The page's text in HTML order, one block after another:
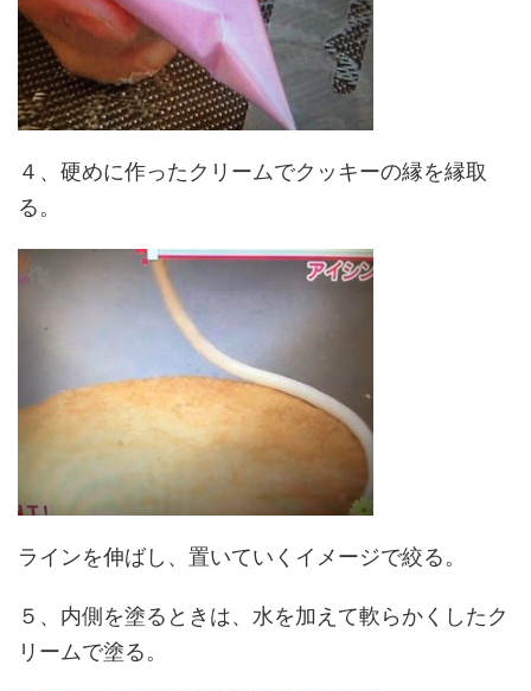
４、硬めに作ったクリームでクッキーの縁を縁取
る。
ラインを伸ばし、置いていくイメージで絞る。
５、内側を塗るときは、水を加えて軟らかくしたク
リームで塗る。